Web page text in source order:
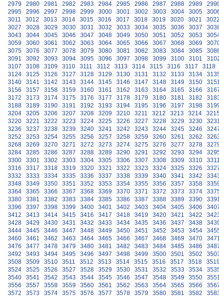
2979
2980 2981 2982 2983 2984 2985 2986 2987 2988 2989
2995
2996 2997 2998 2999 3000 3001 3002 3003 3004 3005
3011
3012 3013 3014 3015 3016 3017 3018 3019 3020 3021
3027
3028 3029 3030 3031 3032 3033 3034 3035 3036 3037
3043
3044 3045 3046 3047 3048 3049 3050 3051 3052 3053
3059
3060 3061 3062 3063 3064 3065 3066 3067 3068 3069
3075
3076 3077 3078 3079 3080 3081 3082 3083 3084 3085
3091
3092 3093 3094 3095 3096 3097 3098 3099 3100 3101
3107
3108 3109 3110 3111 3112 3113 3114 3115 3116 3117
3118
3124
3125 3126 3127 3128 3129 3130 3131 3132 3133 3134
3140
3141 3142 3143 3144 3145 3146 3147 3148 3149 3150
3156
3157 3158 3159 3160 3161 3162 3163 3164 3165 3166
3172
3173 3174 3175 3176 3177 3178 3179 3180 3181 3182
3188
3189 3190 3191 3192 3193 3194 3195 3196 3197 3198
3204
3205 3206 3207 3208 3209 3210 3211 3212 3213 3214
3220
3221 3222 3223 3224 3225 3226 3227 3228 3229 3230
3236
3237 3238 3239 3240 3241 3242 3243 3244 3245 3246
3252
3253 3254 3255 3256 3257 3258 3259 3260 3261 3262
3268
3269 3270 3271 3272 3273 3274 3275 3276 3277 3278
3284
3285 3286 3287 3288 3289 3290 3291 3292 3293 3294
3300
3301 3302 3303 3304 3305 3306 3307 3308 3309 3310
3316
3317 3318 3319 3320 3321 3322 3323 3324 3325 3326
3332
3333 3334 3335 3336 3337 3338 3339 3340 3341 3342
3348
3349 3350 3351 3352 3353 3354 3355 3356 3357 3358
3364
3365 3366 3367 3368 3369 3370 3371 3372 3373 3374
3380
3381 3382 3383 3384 3385 3386 3387 3388 3389 3390
3396
3397 3398 3399 3400 3401 3402 3403 3404 3405 3406
3412
3413 3414 3415 3416 3417 3418 3419 3420 3421 3422
3428
3429 3430 3431 3432 3433 3434 3435 3436 3437 3438
3444
3445 3446 3447 3448 3449 3450 3451 3452 3453 3454
3460
3461 3462 3463 3464 3465 3466 3467 3468 3469 3470
3476
3477 3478 3479 3480 3481 3482 3483 3484 3485 3486
3492
3493 3494 3495 3496 3497 3498 3499 3500 3501 3502
3508
3509 3510 3511 3512 3513 3514 3515 3516 3517 3518
3524
3525 3526 3527 3528 3529 3530 3531 3532 3533 3534
3540
3541 3542 3543 3544 3545 3546 3547 3548 3549 3550
3556
3557 3558 3559 3560 3561 3562 3563 3564 3565 3566
3572
3573 3574 3575 3576 3577 3578 3579 3580 3581 3582